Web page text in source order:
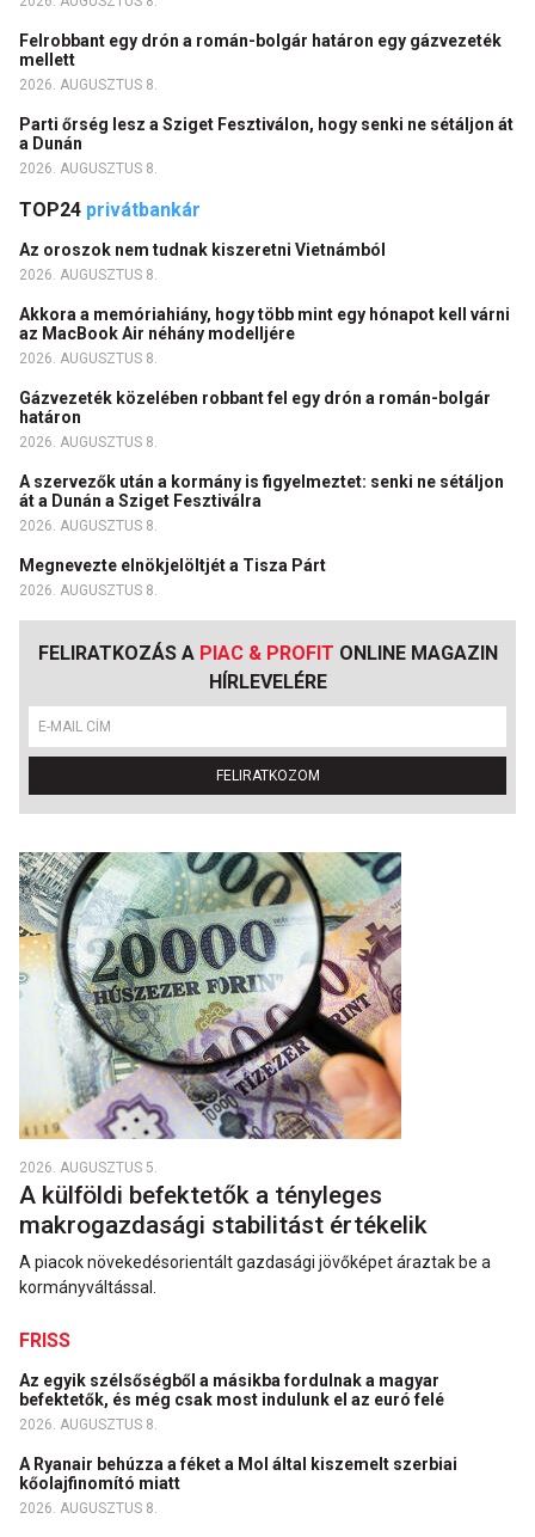
Felrobbant egy drón a román-bolgár határon egy gázvezeték
mellett
2026. AUGUSZTUS 8.
Parti őrség lesz a Sziget Fesztiválon, hogy senki ne sétáljon át
a Dunán
2026. AUGUSZTUS 8.
TOP24 privátbankár
Az oroszok nem tudnak kiszeretni Vietnámból
2026. AUGUSZTUS 8.
Akkora a memóriahiány, hogy több mint egy hónapot kell várni
az MacBook Air néhány modelljére
2026. AUGUSZTUS 8.
Gázvezeték közelében robbant fel egy drón a román-bolgár
határon
2026. AUGUSZTUS 8.
A szervezők után a kormány is figyelmeztet: senki ne sétáljon
át a Dunán a Sziget Fesztiválra
2026. AUGUSZTUS 8.
Megnevezte elnökjelöltjét a Tisza Párt
2026. AUGUSZTUS 8.
FELIRATKOZÁS A PIAC & PROFIT ONLINE MAGAZIN
HÍRLEVELÉRE
FELIRATKOZOM
2026. AUGUSZTUS 5.
A külföldi befektetők a tényleges
makrogazdasági stabilitást értékelik
A piacok növekedésorientált gazdasági jövőképet áraztak be a
kormányváltással.
FRISS
Az egyik szélsőségből a másikba fordulnak a magyar
befektetők, és még csak most indulunk el az euró felé
2026. AUGUSZTUS 8.
A Ryanair behúzza a féket a Mol által kiszemelt szerbiai
kőolajfinomító miatt
2026. AUGUSZTUS 8.